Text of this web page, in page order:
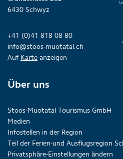
6430 Schwyz
+41 (0)41 818 08 80
info@stoos-muotatal.ch
Auf Karte anzeigen
Über uns
Stoos-Muotatal Tourismus GmbH
Medien
Infostellen in der Region
Teil der Ferien-und Ausflugsregion
Privatsphäre-Einstellungen ändern